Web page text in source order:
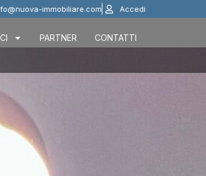
immobiliare.com Accedi
PARTNER CONTATTI